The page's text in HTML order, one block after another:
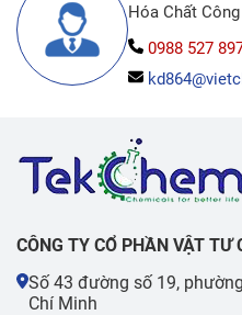
Hóa Chất
0988 527
CÔNG TY CỔ PHẦN VẬT TƯ
Số 43 đường số 19,
Chí Minh